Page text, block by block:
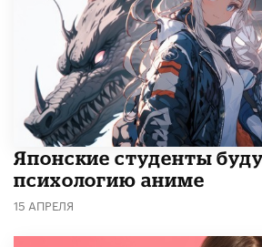
Японские студенты
психологию аниме
15 АПРЕЛЯ